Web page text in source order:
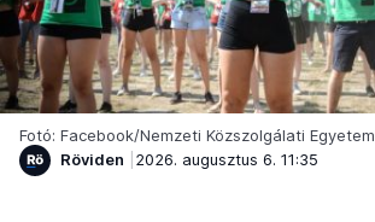
Fotó: Facebook/Nemzeti Közszolgálati Egyetem
Röviden
2026. augusztus 6. 11:35